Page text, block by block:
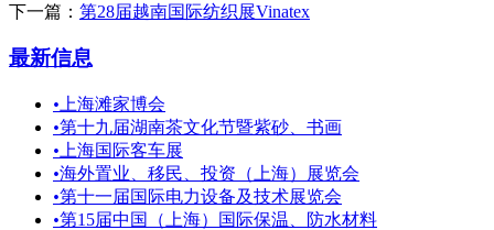
下一篇： 第28届越南国际纺织展Vinatex
最新信息
• 上海滩家博会
•第十九届湖南茶文化节暨紫砂、书画
• 上海国际客车展
•海外置业、移民、投资（上海）展览会
•第十一届国际电力设备及技术展览会
•第15届中国（上海）国际保温、防水材料